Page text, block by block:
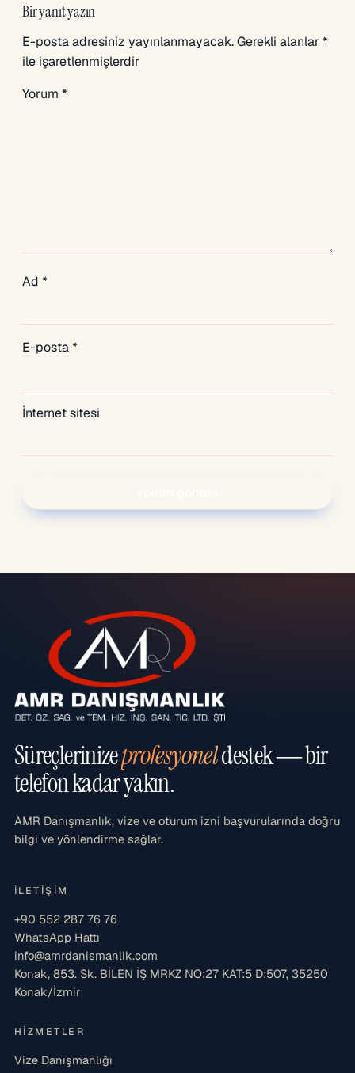
Bir yanıt yazın
E-posta adresiniz yayınlanmayacak.Gerekli alanlar*
ile işaretlenmişlerdir
Yorum *
Ad *
E-posta*
İnternet sitesi
Süreçlerinizeprofesyoneldestek — bir
telefon kadar yakın.
AMR Danışmanlık, vize ve oturum izni başvurularında doğru
bilgi ve yönlendirme sağlar.
İLETIŞIM
+90 552 287 76 76
WhatsApp Hattı
info@amrdanismanlik.com
Konak, 853. Sk. BİLEN İŞ MRKZ NO:27 KAT:5 D:507, 35250
Konak/İzmir
HIZMETLER
Vize Danışmanlığı